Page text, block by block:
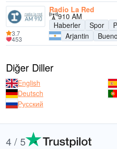
Radio La Red
910 AM
Haberler
Spor
Arjantin
3.7
453
Diğer Diller
English
Deutsch
Русский
4 / 5